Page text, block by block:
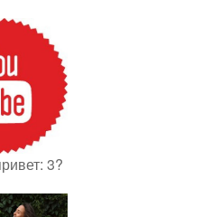
3?